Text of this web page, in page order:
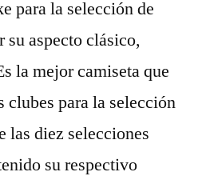
para la selección de
su aspecto clásico,
la mejor camiseta que
clubes para la selección
las diez selecciones
su respectivo